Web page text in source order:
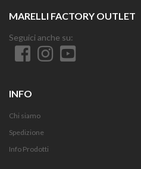
MARELLI FACTORY OUTLET
Seguici anche su:
INFO
Chi siamo
Spedizione
Info Prodotti